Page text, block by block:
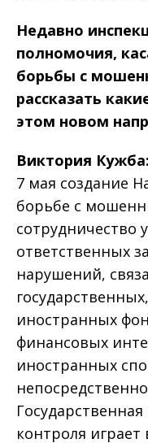
Недавно
полномочия,
борьбы с
рассказать
этом новом
Виктория Кужба:
7 мая создание
борьбе с
сотрудничество
ответственных
нарушений,
иностранных
финансовых
иностранных
контроля